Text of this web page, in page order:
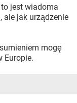
jest wiadoma
ale jak urządzenie
mogę
Europie.